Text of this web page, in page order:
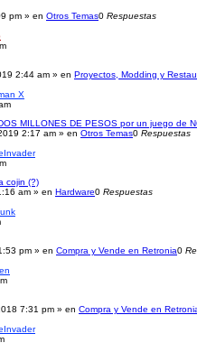
pm » en Otros Temas0 Respuestas
2:44 am » en Proyectos, Modding y
X
MILLONES DE PESOS por un juego de
2:17 am » en Otros Temas0 Respuestas
cojin (?)
am » en Hardware0 Respuestas
pm » en Compra y Vende en Retronia0
7:31 pm » en Compra y Vende en